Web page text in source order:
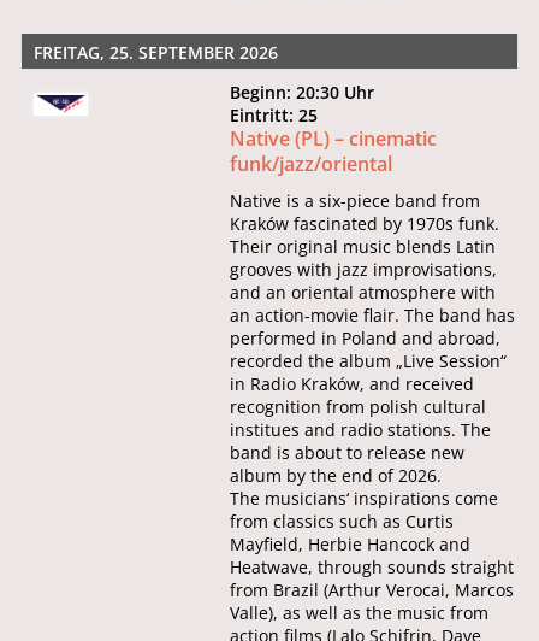
FREITAG, 25. SEPTEMBER 2026
Beginn: 20:30 Uhr
Eintritt: 25
Native (PL) – cinematic
funk/jazz/oriental
Native is a six-piece band from
Kraków fascinated by 1970s funk.
Their original music blends Latin
grooves with jazz improvisations,
and an oriental atmosphere with
an action-movie flair. The band has
performed in Poland and abroad,
recorded the album „Live Session“
in Radio Kraków, and received
recognition from polish cultural
institues and radio stations. The
band is about to release new
album by the end of 2026.
The musicians‘ inspirations come
from classics such as Curtis
Mayfield, Herbie Hancock and
Heatwave, through sounds straight
from Brazil (Arthur Verocai, Marcos
Valle), as well as the music from
action films (Lalo Schifrin, Dave